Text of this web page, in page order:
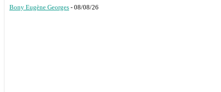
Bony Eugène Georges - 08/08/26